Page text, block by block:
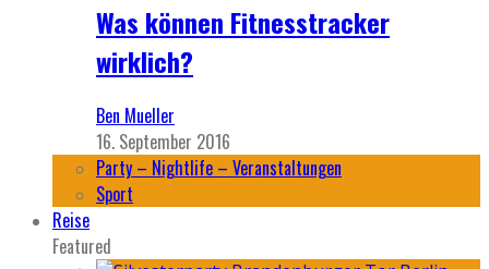
Was können Fitnesstracker
wirklich?
Ben Mueller
16. September 2016
Party – Nightlife – Veranstaltungen
Sport
Reise
Featured